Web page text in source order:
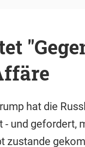
hat die
und gefordert,
zustande